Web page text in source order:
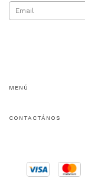
MENÚ
CONTACTÁNOS